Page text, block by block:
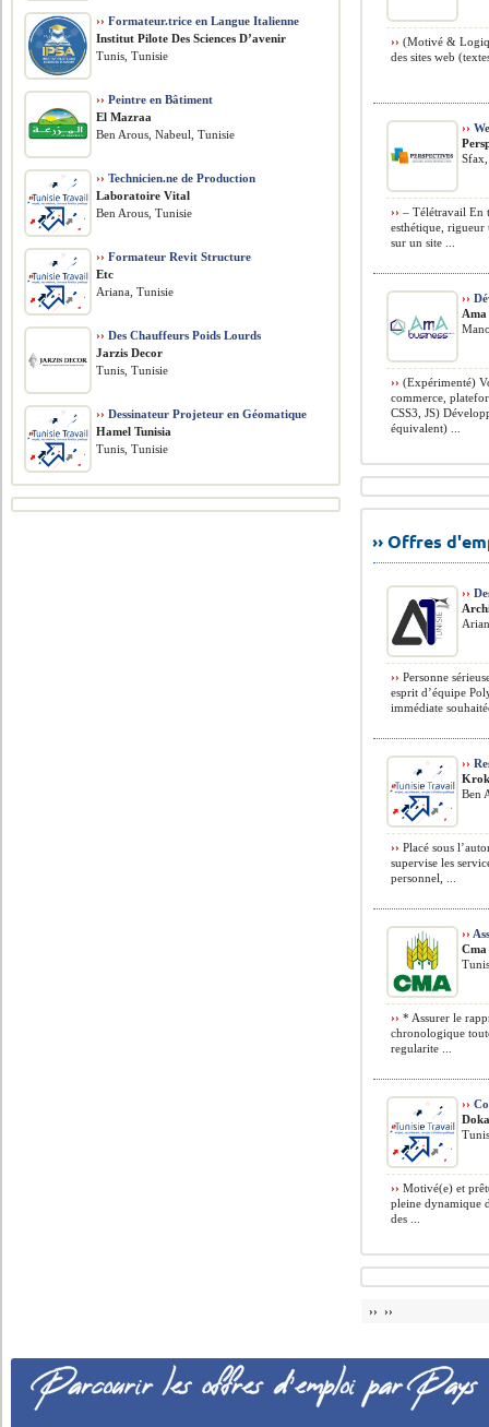
›› (Motivé &
des sites web
››
›› – Télétravail En
esthétique, rigueur
sur un site ...
››
Ama
›› (Expérimenté)
commerce,
CSS3, JS)
équivalent) ...
›› Offres
››
›› Personne
esprit d’équipe
immédiate
››
Ben
›› Placé sous
supervise les
personnel, ...
››
›› * Assurer le
chronologique
regularite ...
››
›› Motivé(e) et
pleine dynamique
des ...
›› ››
›› Formateur.trice en Langue Italienne
Institut Pilote Des Sciences D’avenir
Tunis, Tunisie
›› Peintre en Bâtiment
El Mazraa
Ben Arous, Nabeul, Tunisie
›› Technicien.ne de Production
Laboratoire Vital
Ben Arous, Tunisie
›› Formateur Revit Structure
Etc
Ariana, Tunisie
›› Des Chauffeurs Poids Lourds
Jarzis Decor
Tunis, Tunisie
›› Dessinateur Projeteur en Géomatique
Hamel Tunisia
Tunis, Tunisie